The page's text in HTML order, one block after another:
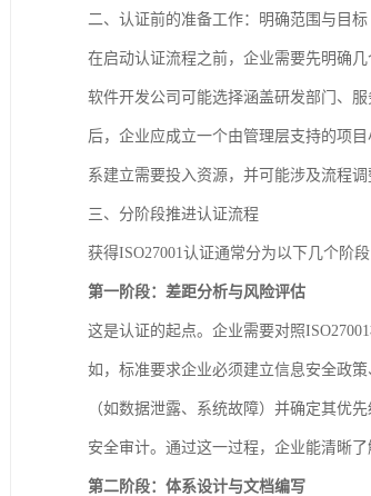
二、认证前的准备工作：明确范围与目标
在启动认证流程之前，企业需要先明确
软件开发公司可能选择涵盖研发部门、
后，企业应成立一个由管理层支持的项
系建立需要投入资源，并可能涉及流程调
三、分阶段推进认证流程
获得ISO27001认证通常分为以下几个阶
第一阶段：差距分析与风险评估
这是认证的起点。企业需要对照
如，标准要求企业必须建立信息安全政
（如数据泄露、系统故障）并确定其优
安全审计。通过这一过程，企业能清晰了
第二阶段：体系设计与文档编写